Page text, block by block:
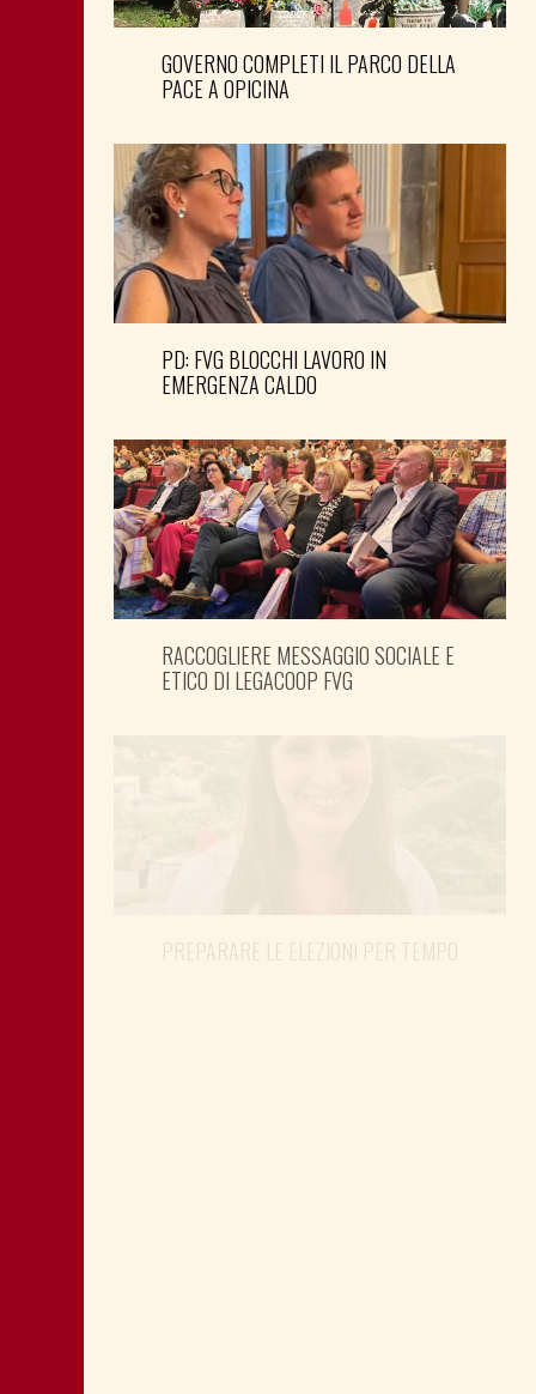
GOVERNO COMPLETI IL PARCO DELLA
PACE A OPICINA
PD: FVG BLOCCHI LAVORO IN
EMERGENZA CALDO
RACCOGLIERE MESSAGGIO SOCIALE E
ETICO DI LEGACOOP FVG